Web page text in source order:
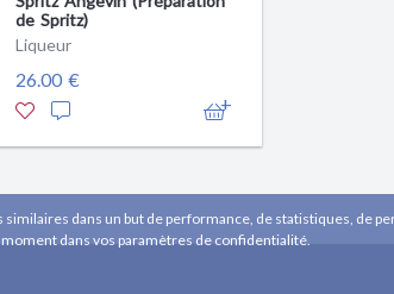
de Spritz)
Liqueur
26.00 €
dans un but de performance, de statistiques, de
dans vos paramètres de confidentialité.